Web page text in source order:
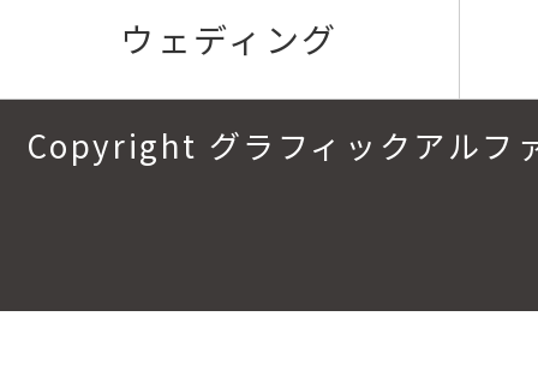
ウェディング
Copyright グラフィックアル